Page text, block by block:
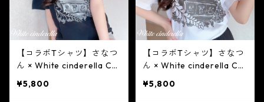
【コラボTシャツ】さなつ
ん × White cinderella Col
シルバーラメ］
¥5,800
【コラボTシャツ】さなつ
ん × White cinderella Col
ブラックラメ］
¥5,800